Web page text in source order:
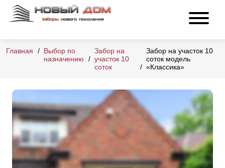
Главная
Выбор по
назначению
Забор на
участок 10
соток
Забор на участок 10
соток модель
«Классика»